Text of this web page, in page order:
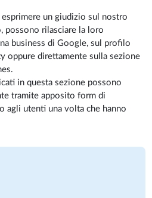
esprimere un giudizio sul nostro
possono rilasciare la loro
business di Google, sul profilo
oppure direttamente sulla sezione
in questa sezione possono
tramite apposito form di
agli utenti una volta che hanno